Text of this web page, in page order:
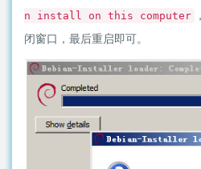
n install on this computer
闭窗口，最后重启即可。